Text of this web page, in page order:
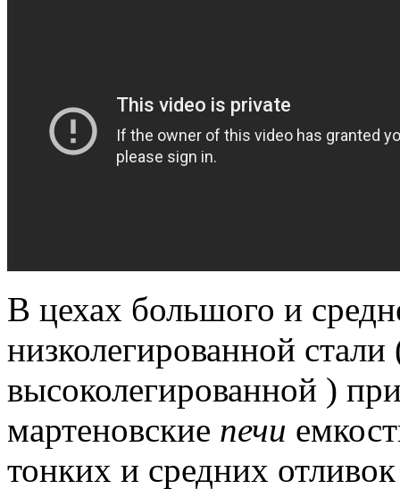
В цехах большого и
низколегированной стали
высоколегированной )
мартеновские печи
тонких и средних